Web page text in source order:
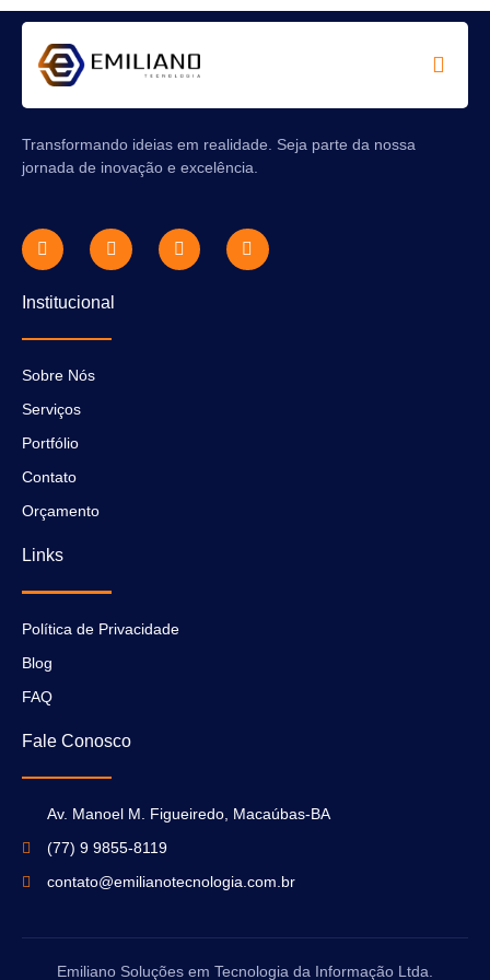
Transformando ideias em realidade. Seja parte da nossa
jornada de inovação e excelência.
Institucional
Sobre Nós
Serviços
Portfólio
Contato
Orçamento
Links
Política de Privacidade
Blog
FAQ
Fale Conosco
Av. Manoel M. Figueiredo, Macaúbas-BA
(77) 9 9855-8119
contato@emilianotecnologia.com.br
Emiliano Soluções em Tecnologia da Informação Ltda.